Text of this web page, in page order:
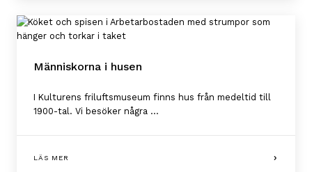
Människorna i husen
I Kulturens friluftsmuseum finns hus från medeltid till
1900-tal. Vi besöker några ...
LÄS MER